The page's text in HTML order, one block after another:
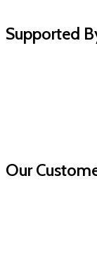
Supported
Our